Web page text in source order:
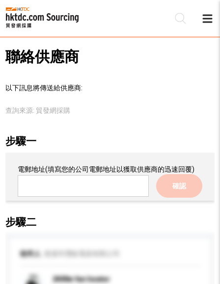
聯絡供應商
以下訊息將傳送給供應商:
查詢來源: 貿發網採購
步驟一
電郵地址(填寫您的公司電郵地址以獲取供應商的迅速回覆)
確認
步驟二
收件人
2400w fan heater